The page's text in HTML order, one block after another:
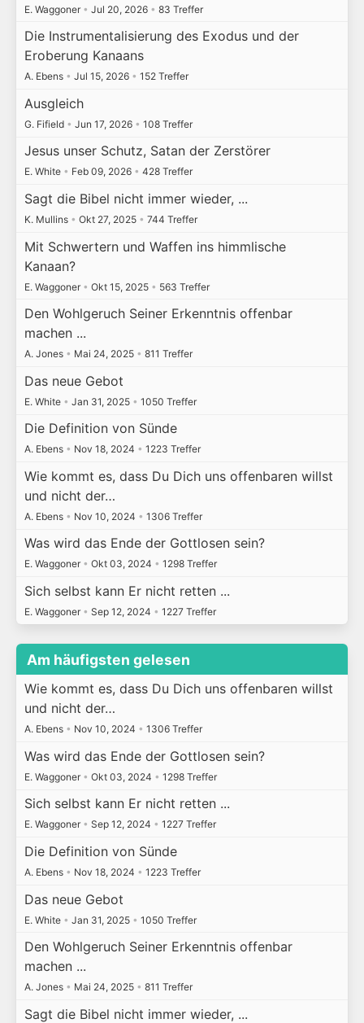
E. Waggoner • Jul 20, 2026 • 83 Treffer
Die Instrumentalisierung des Exodus und der
Eroberung Kanaans
A. Ebens • Jul 15, 2026 • 152 Treffer
Ausgleich
G. Fifield • Jun 17, 2026 • 108 Treffer
Jesus unser Schutz, Satan der Zerstörer
E. White • Feb 09, 2026 • 428 Treffer
Sagt die Bibel nicht immer wieder, ...
K. Mullins • Okt 27, 2025 • 744 Treffer
Mit Schwertern und Waffen ins himmlische
Kanaan?
E. Waggoner • Okt 15, 2025 • 563 Treffer
Den Wohlgeruch Seiner Erkenntnis offenbar
machen ...
A. Jones • Mai 24, 2025 • 811 Treffer
Das neue Gebot
E. White • Jan 31, 2025 • 1050 Treffer
Die Definition von Sünde
A. Ebens • Nov 18, 2024 • 1223 Treffer
Wie kommt es, dass Du Dich uns offenbaren willst
und nicht der…
A. Ebens • Nov 10, 2024 • 1306 Treffer
Was wird das Ende der Gottlosen sein?
E. Waggoner • Okt 03, 2024 • 1298 Treffer
Sich selbst kann Er nicht retten ...
E. Waggoner • Sep 12, 2024 • 1227 Treffer
Am häufigsten gelesen
Wie kommt es, dass Du Dich uns offenbaren willst
und nicht der…
A. Ebens • Nov 10, 2024 • 1306 Treffer
Was wird das Ende der Gottlosen sein?
E. Waggoner • Okt 03, 2024 • 1298 Treffer
Sich selbst kann Er nicht retten ...
E. Waggoner • Sep 12, 2024 • 1227 Treffer
Die Definition von Sünde
A. Ebens • Nov 18, 2024 • 1223 Treffer
Das neue Gebot
E. White • Jan 31, 2025 • 1050 Treffer
Den Wohlgeruch Seiner Erkenntnis offenbar
machen ...
A. Jones • Mai 24, 2025 • 811 Treffer
Sagt die Bibel nicht immer wieder, ...